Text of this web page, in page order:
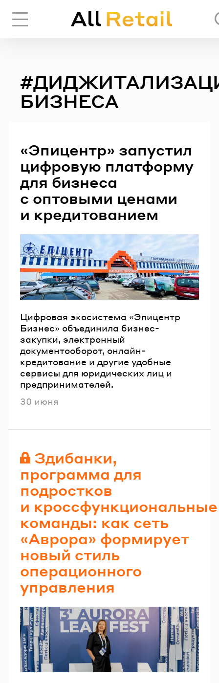
БИЗНЕСА
«Эпицентр» запустил
цифровую платформу
для бизнеса
с оптовыми ценами
и кредитованием
Цифровая экосистема «Эпицентр
Бизнес» объединила бизнес-
закупки, электронный
документооборот, онлайн-
кредитование и другие удобные
сервисы для юридических лиц и
предпринимателей.
Опубликовано
30 июня
Здибанки,
программа для
подростков
и кроссфункциональные
команды: как сеть
«Аврора» формирует
новый стиль
операционного
управления
ЧЕРЕЗ СОЦИАЛЬНЫЕ СЕТИ
GOOGLE
Пароль
Забыли пароль?
ВОЙТИ